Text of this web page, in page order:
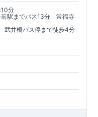
を達成しています。
、
10分
前駅までバス13分 常福寺
武井橋バス停まで徒歩4分